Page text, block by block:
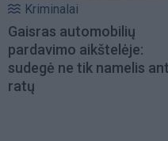
Kriminalai
Gaisras automobilių
pardavimo aikštelėje:
sudegė ne tik namelis ant
ratų